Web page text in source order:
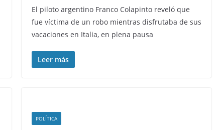
El piloto argentino Franco Colapinto reveló que
fue víctima de un robo mientras disfrutaba de sus
vacaciones en Italia, en plena pausa
Leer más
POLÍTICA